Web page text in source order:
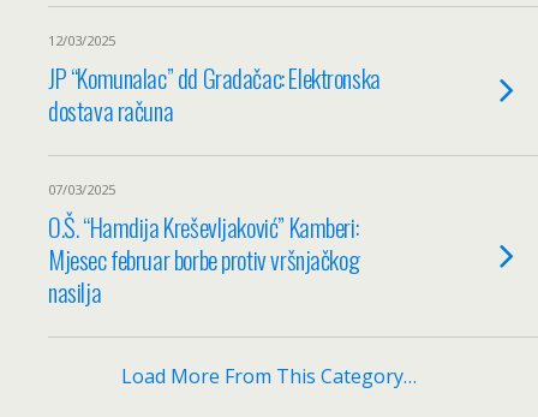
12/03/2025
JP “Komunalac” dd Gradačac: Elektronska
dostava računa
07/03/2025
O.Š. “Hamdija Kreševljaković” Kamberi:
Mjesec februar borbe protiv vršnjačkog
nasilja
Load More From This Category…